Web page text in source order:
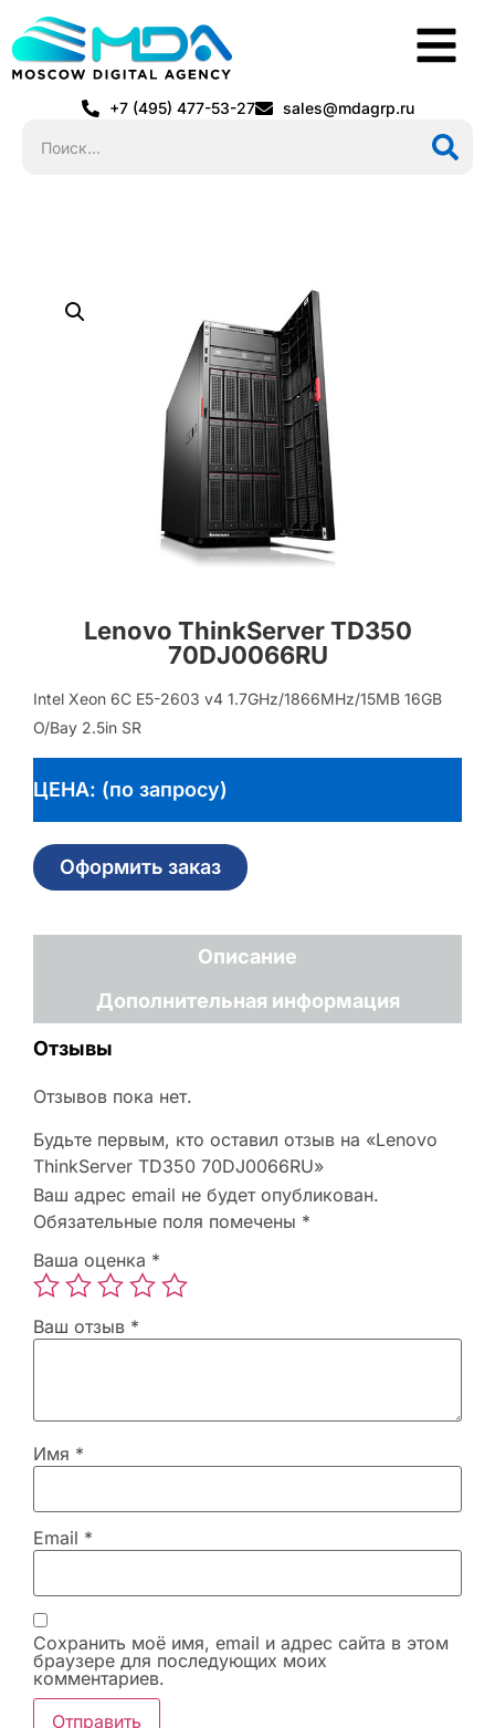
+7 (495) 477-53-27 sales@mdagrp.ru
Lenovo ThinkServer TD350
70DJ0066RU
Intel Xeon 6C E5-2603 v4 1.7GHz/1866MHz/15MB 16GB
O/Bay 2.5in SR
ЦЕНА: (по запросу)
Оформить заказ
Описание
Дополнительная информация
Отзывы
Отзывов пока нет.
Будьте первым, кто оставил отзыв на «Lenovo
ThinkServer TD350 70DJ0066RU»
Ваш адрес email не будет опубликован.
Обязательные поля помечены *
Ваша оценка *
Ваш отзыв *
Имя *
Email *
Сохранить моё имя, email и адрес сайта в этом
браузере для последующих моих
комментариев.